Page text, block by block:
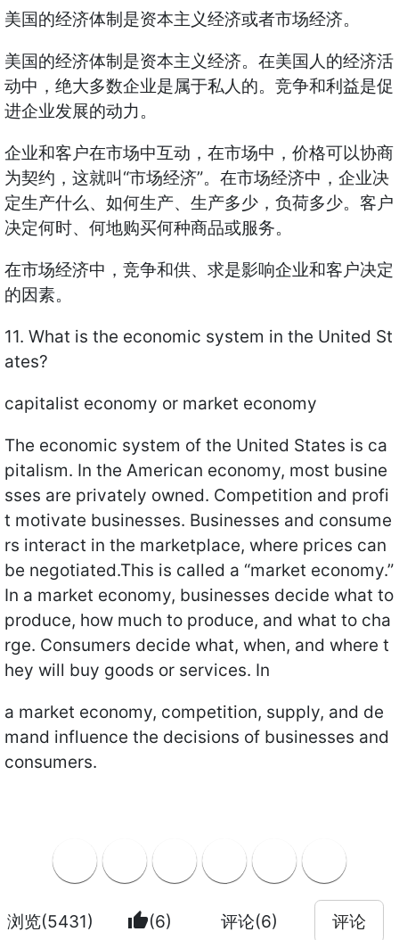
美国的经济体制是资本主义经济或者市场经济。
美国的经济体制是资本主义经济。在美国人的经济活
动中，绝大多数企业是属于私人的。竞争和利益是促
进企业发展的动力。
企业和客户在市场中互动，在市场中，价格可以协商
为契约，这就叫“市场经济”。在市场经济中，企业决
定生产什么、如何生产、生产多少，负荷多少。客户
决定何时、何地购买何种商品或服务。
在市场经济中，竞争和供、求是影响企业和客户决定
的因素。
11. What is the economic system in the United St
ates?
capitalist economy or market economy
The economic system of the United States is ca
pitalism. In the American economy, most busine
sses are privately owned. Competition and profi
t motivate businesses. Businesses and consume
rs interact in the marketplace, where prices can
be negotiated.This is called a “market economy.”
In a market economy, businesses decide what to
produce, how much to produce, and what to cha
rge. Consumers decide what, when, and where t
hey will buy goods or services. In
a market economy, competition, supply, and de
mand influence the decisions of businesses and
consumers.
浏览(5431) thumb_up(6) 评论(6) 评论